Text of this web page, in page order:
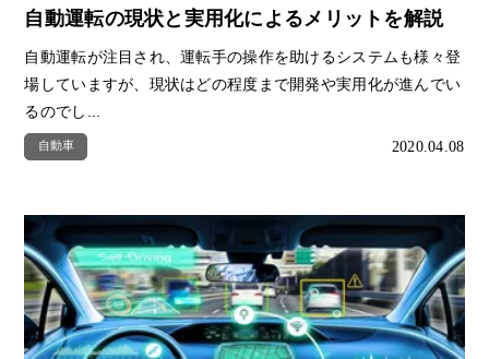
自動運転の現状と実用化によるメリットを解説
自動運転が注目され、運転手の操作を助けるシステムも様々登
場していますが、現状はどの程度まで開発や実用化が進んでい
るのでし...
自動車 2020.04.08